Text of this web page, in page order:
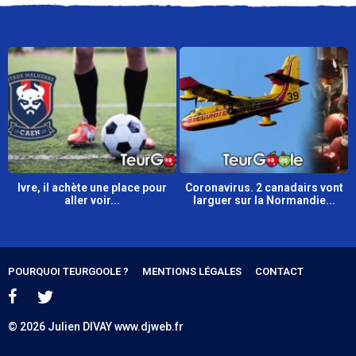
Ivre, il achète une place pour
aller voir...
Coronavirus. 2 canadairs vont
larguer sur la Normandie...
POURQUOI TEURGOOLE ? MENTIONS LÉGALES CONTACT
© 2026 Julien DIVAY www.djweb.fr